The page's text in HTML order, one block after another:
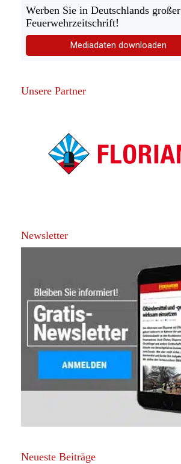
Werben Sie in Deutschlands großer
Feuerwehrzeitschrift!
Mediadaten downloaden
Unsere Partner
Newsletter
Neueste Beiträge